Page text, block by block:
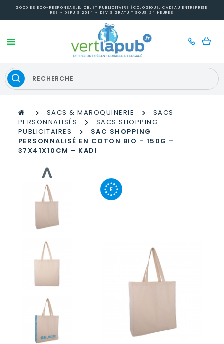
GOODIES ECO-RESPONSABLE, OBJET PUBLICITAIRE ÉCOLOGIQUE, CADEAU ENTREPRISE
RSE - DEPUIS 2014 - DEVIS GRATUIT SOUS 24 HEURES
> SACS & MAROQUINERIE >
SACS
PERSONNALISÉS
>
SACS SHOPPING
PUBLICITAIRES
>
SAC SHOPPING
PERSONNALISÉ EN COTON BIO – 150G –
37X41X10CM – KADI